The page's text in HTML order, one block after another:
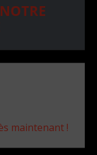
maintenant !